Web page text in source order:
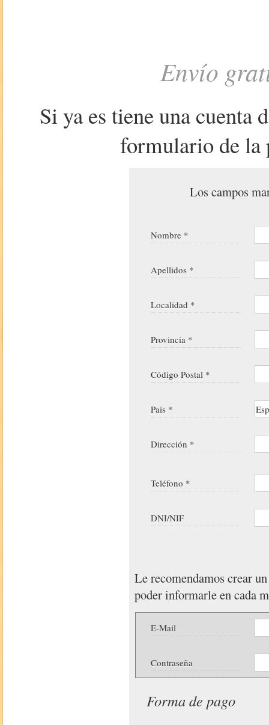
Envío
Si ya es tiene una cuenta
formulario de la
Los campos
Nombre *
Apellidos *
Localidad *
Provincia *
Código Postal *
País *
Dirección *
Teléfono *
DNI/NIF
Le recomendamos crear
poder informarle en cada
E-Mail
Contraseña
Forma de pago